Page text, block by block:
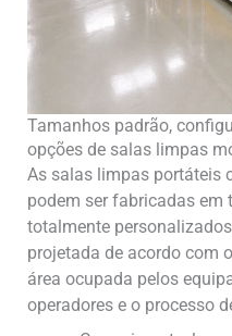
Tamanhos padrão,
opções de salas limpas
As salas limpas portáteis
podem ser fabricadas em
totalmente
projetada de acordo com
área ocupada pelos
operadores e o processo